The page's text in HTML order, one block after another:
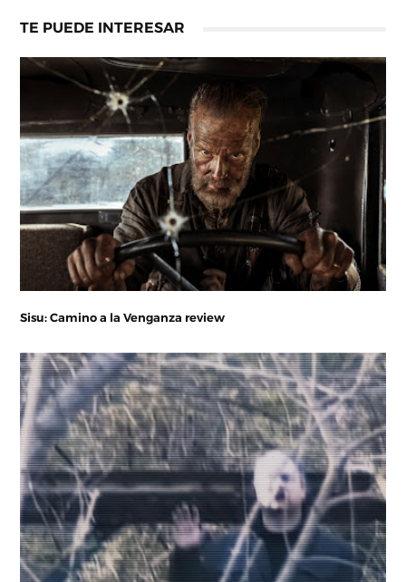
TE PUEDE INTERESAR
Sisu: Camino a la Venganza review